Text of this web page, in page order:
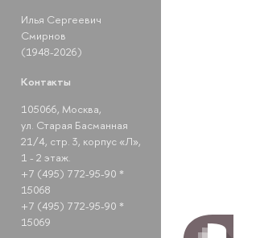
Илья Сергеевич
Смирнов
(1948-2026)
Контакты
105066, Москва,
ул. Старая Басманная
21/4, стр. 3, корпус «Л»,
1 - 2 этаж.
+7 (495) 772-95-90 *
15068
+7 (495) 772-95-90 *
15069